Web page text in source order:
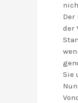
Der
der
Sie